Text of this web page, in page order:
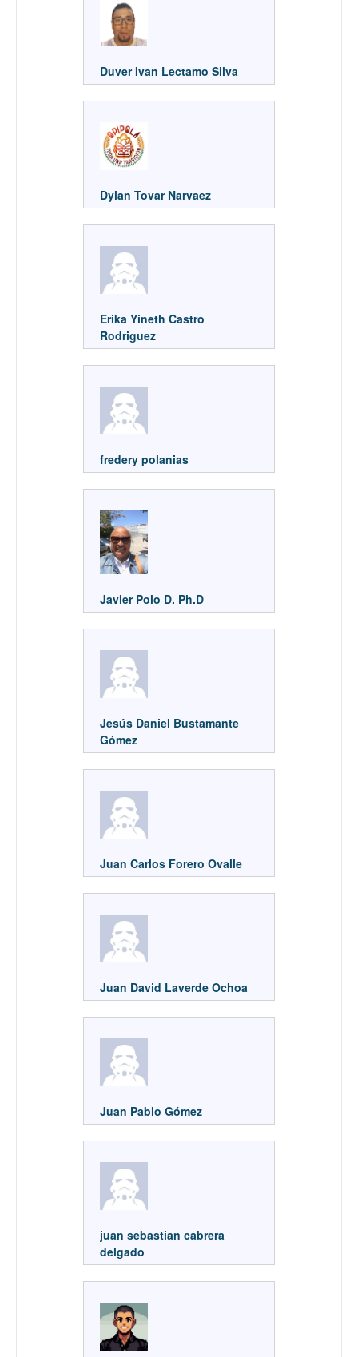
Duver Ivan Lectamo Silva
Dylan Tovar Narvaez
Erika Yineth Castro
Rodriguez
fredery polanias
Javier Polo D. Ph.D
Jesús Daniel Bustamante
Gómez
Juan Carlos Forero Ovalle
Juan David Laverde Ochoa
Juan Pablo Gómez
juan sebastian cabrera
delgado